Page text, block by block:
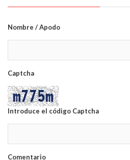
Nombre / Apodo
Captcha
Introduce el código Captcha
Comentario